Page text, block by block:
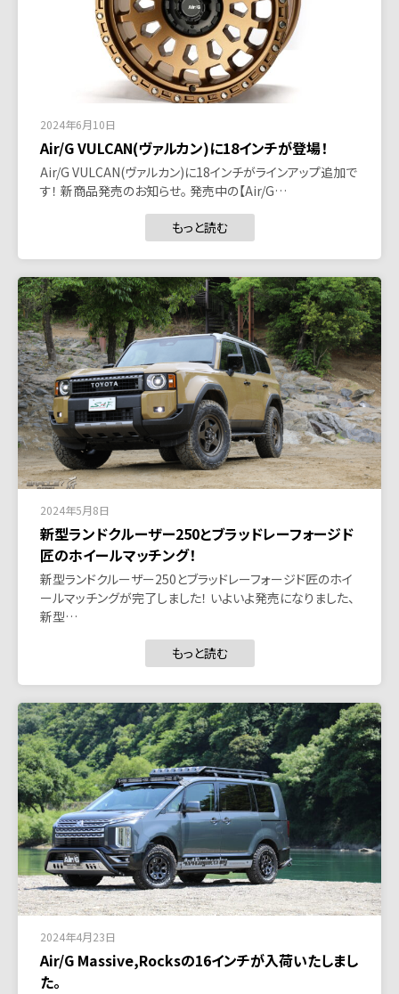
2024年6月10日
Air/G VULCAN(ヴァルカン)に18インチが登場！
Air/G VULCAN(ヴァルカン)に18インチがラインアップ追加で
す！ 新商品発売のお知らせ。 発売中の【Air/G…
もっと読む
2024年5月8日
新型ランドクルーザー250とブラッドレーフォージド
匠のホイールマッチング！
新型ランドクルーザー250とブラッドレーフォージド匠のホイ
ールマッチングが完了しました！ いよいよ発売になりました、
新型…
もっと読む
2024年4月23日
Air/G Massive,Rocksの16インチが入荷いたしまし
た。